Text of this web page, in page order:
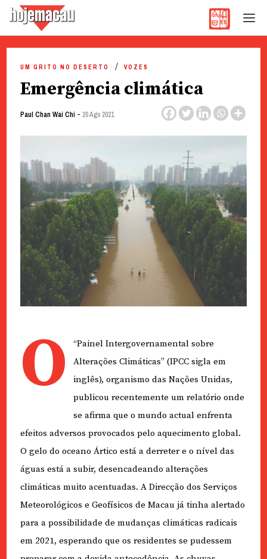
content
UM GRITO NO DESERTO VOZES
Emergência climática
Paul Chan Wai Chi - 20 Ago 2021
O
“Painel Intergovernamental sobre
Alterações Climáticas” (IPCC sigla em
inglês), organismo das Nações Unidas,
publicou recentemente um relatório onde
se afirma que o mundo actual enfrenta
efeitos adversos provocados pelo aquecimento global.
O gelo do oceano Ártico está a derreter e o nível das
águas está a subir, desencadeando alterações
climáticas muito acentuadas. A Direcção dos Serviços
Meteorológicos e Geofísicos de Macau já tinha alertado
para a possibilidade de mudanças climáticas radicais
em 2021, esperando que os residentes se pudessem